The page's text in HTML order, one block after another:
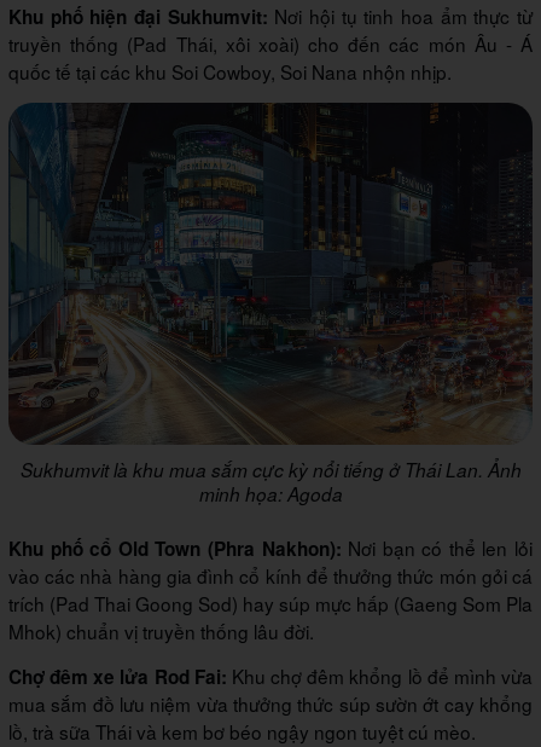
Khu phố hiện đại Sukhumvit: Nơi hội tụ tinh hoa ẩm thực từ
truyền thống (Pad Thái, xôi xoài) cho đến các món Âu - Á
quốc tế tại các khu Soi Cowboy, Soi Nana nhộn nhịp.
Sukhumvit là khu mua sắm cực kỳ nổi tiếng ở Thái Lan. Ảnh
minh họa: Agoda
Khu phố cổ Old Town (Phra Nakhon): Nơi bạn có thể len lỏi
vào các nhà hàng gia đình cổ kính để thưởng thức món gỏi cá
trích (Pad Thai Goong Sod) hay súp mực hấp (Gaeng Som Pla
Mhok) chuẩn vị truyền thống lâu đời.
Chợ đêm xe lửa Rod Fai: Khu chợ đêm khổng lồ để mình vừa
mua sắm đồ lưu niệm vừa thưởng thức súp sườn ớt cay khổng
lồ, trà sữa Thái và kem bơ béo ngậy ngon tuyệt cú mèo.